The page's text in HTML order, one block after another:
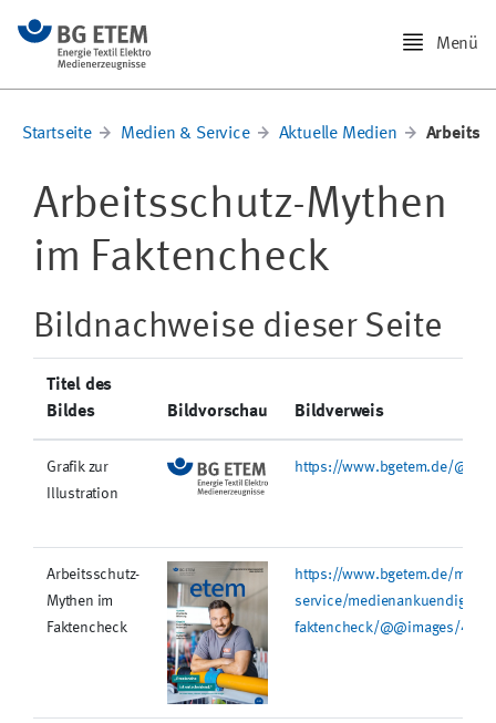
Menü
Startseite Medien & Service Aktuelle Medien
Arbeitsschutz-Mythen
im Faktencheck
Bildnachweise dieser Seite
Titel des
Bildes
Bildvorschau Bildverweis
Grafik zur
Illustration
https://www.bgetem.de/
Arbeitsschutz-
Mythen im
Faktencheck
https://www.bgetem.de/
service/
faktencheck/@@images/